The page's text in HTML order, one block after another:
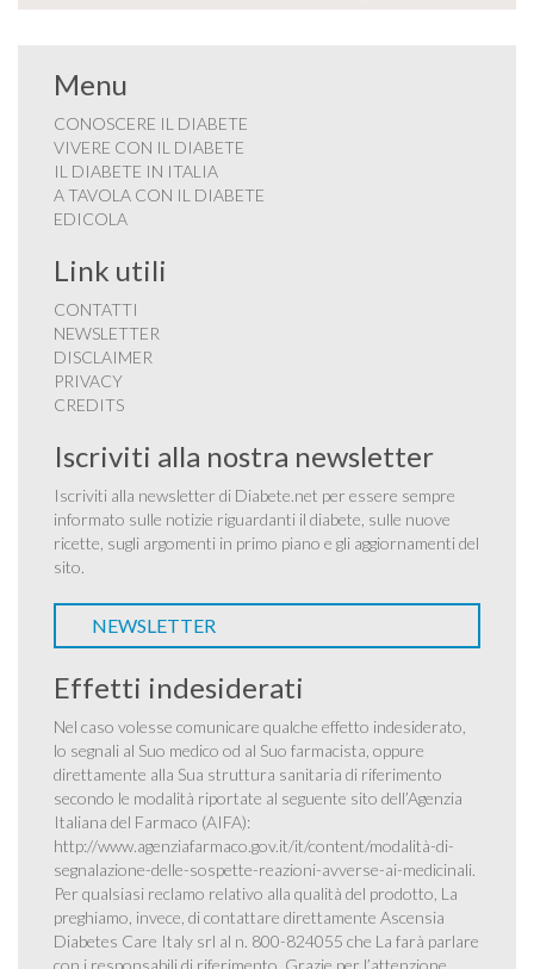
Menu
CONOSCERE IL DIABETE
VIVERE CON IL DIABETE
IL DIABETE IN ITALIA
A TAVOLA CON IL DIABETE
EDICOLA
Link utili
CONTATTI
NEWSLETTER
DISCLAIMER
PRIVACY
CREDITS
Iscriviti alla nostra newsletter
Iscriviti alla newsletter di Diabete.net per essere sempre
informato sulle notizie riguardanti il diabete, sulle nuove
ricette, sugli argomenti in primo piano e gli aggiornamenti del
sito.
NEWSLETTER
Effetti indesiderati
Nel caso volesse comunicare qualche effetto indesiderato,
lo segnali al Suo medico od al Suo farmacista, oppure
direttamente alla Sua struttura sanitaria di riferimento
secondo le modalità riportate al seguente sito dell’Agenzia
Italiana del Farmaco (AIFA):
http://www.agenziafarmaco.gov.it/it/content/modalità-di-
segnalazione-delle-sospette-reazioni-avverse-ai-medicinali.
Per qualsiasi reclamo relativo alla qualità del prodotto, La
preghiamo, invece, di contattare direttamente Ascensia
Diabetes Care Italy srl al n. 800-824055 che La farà parlare
con i responsabili di riferimento. Grazie per l’attenzione.